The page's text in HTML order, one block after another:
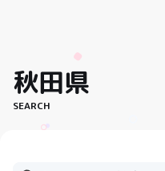
秋田県
SEARCH